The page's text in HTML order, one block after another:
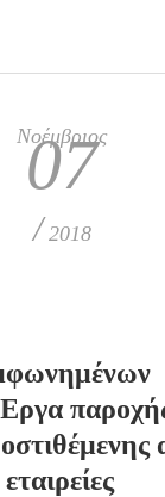
Νοέμβριος
07
/ 2018